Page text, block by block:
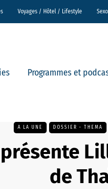
Voyages / Hôtel / Lifestyle Sexo
Programmes et
A LA UNE DOSSIER - THEMA
de